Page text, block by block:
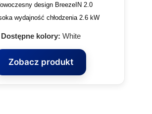
design BreezeIN 2.0
wydajność chłodzenia 2.6 kW
Dostępne kolory: White
Zobacz produkt